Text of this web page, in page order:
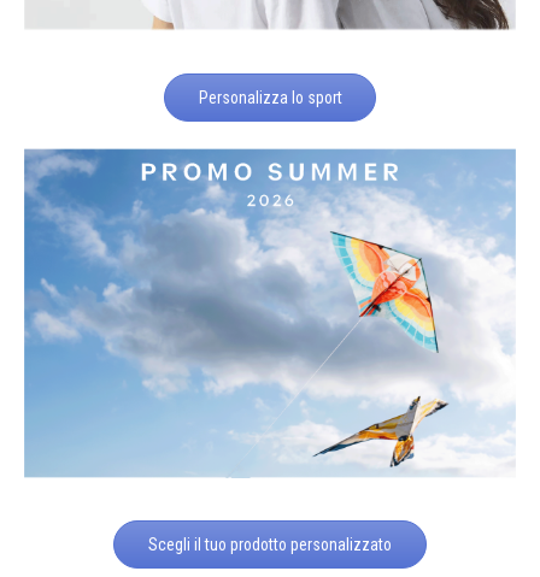
Personalizza lo sport
Scegli il tuo prodotto personalizzato